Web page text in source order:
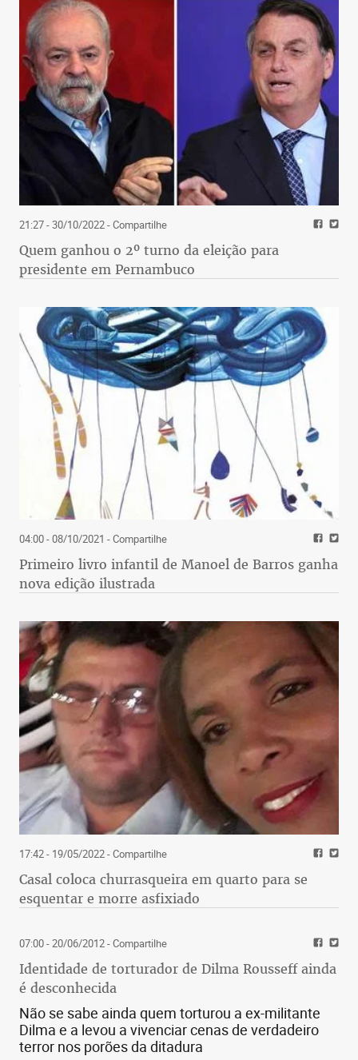
21:27 - 30/10/2022- Compartilhe
Quem ganhou o 2º turno da eleição para
presidente em Pernambuco
04:00 - 08/10/2021 - Compartilhe
Primeiro livro infantil de Manoel de Barros ganha
nova edição ilustrada
17:42 - 19/05/2022- Compartilhe
Casal coloca churrasqueira em quarto para se
esquentar e morre asfixiado
07:00 - 20/06/2012- Compartilhe
Identidade de torturador de Dilma Rousseff ainda
é desconhecida
Não se sabe ainda quem torturou a ex-militante
Dilma e a levou a vivenciar cenas de verdadeiro
terror nos porões da ditadura